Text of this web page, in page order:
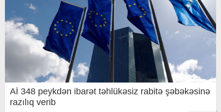
Aİ 348 peykdən ibarət təhlükəsiz rabitə şəbəkəsinə
razılıq verib